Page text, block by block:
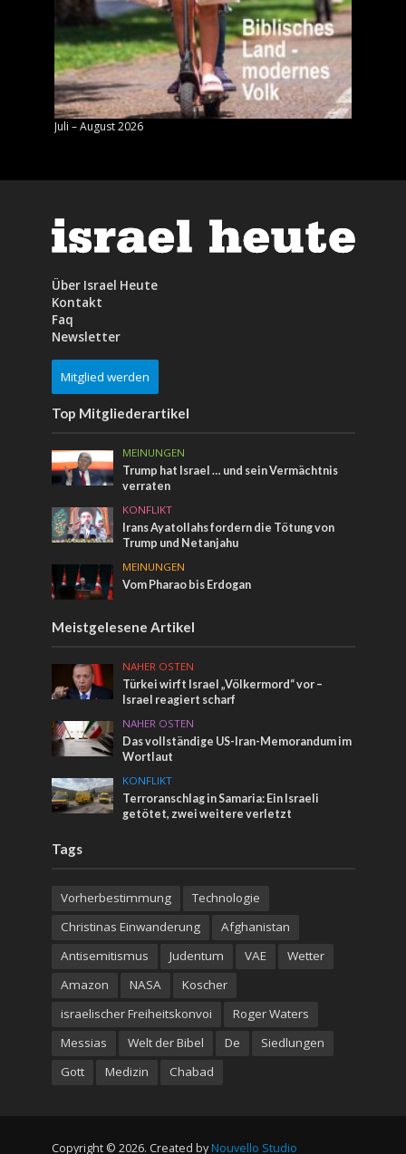
Juli – August 2026
Über Israel Heute
Kontakt
Faq
Newsletter
Mitglied werden
Top Mitgliederartikel
MEINUNGEN
Trump hat Israel … und sein Vermächtnis
verraten
KONFLIKT
Irans Ayatollahs fordern die Tötung von
Trump und Netanjahu
MEINUNGEN
Vom Pharao bis Erdogan
Meistgelesene Artikel
NAHER OSTEN
Türkei wirft Israel „Völkermord“ vor –
Israel reagiert scharf
NAHER OSTEN
Das vollständige US-Iran-Memorandum im
Wortlaut
KONFLIKT
Terroranschlag in Samaria: Ein Israeli
getötet, zwei weitere verletzt
Tags
Vorherbestimmung
Technologie
Christinas Einwanderung
Afghanistan
Antisemitismus
Judentum VAE
Wetter
Amazon
NASA
Koscher
israelischer Freiheitskonvoi
Roger Waters
Messias
Welt der Bibel De
Siedlungen
Gott
Medizin Chabad
Copyright © 2026. Created by Nouvello Studio